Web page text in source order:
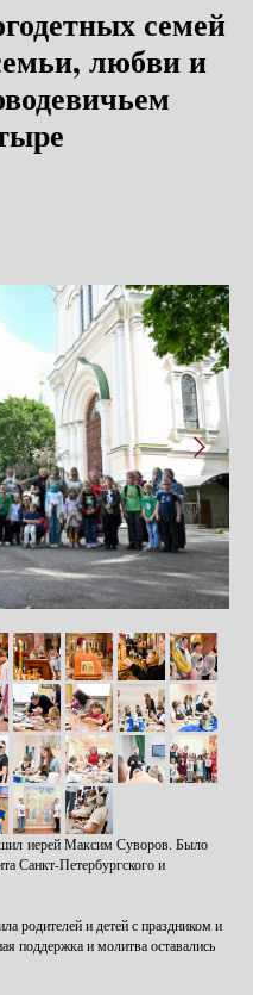
семей
любви и
иерей Максим Суворов. Было
Санкт-Петербургского и
родителей и детей с праздником и
поддержка и молитва оставались